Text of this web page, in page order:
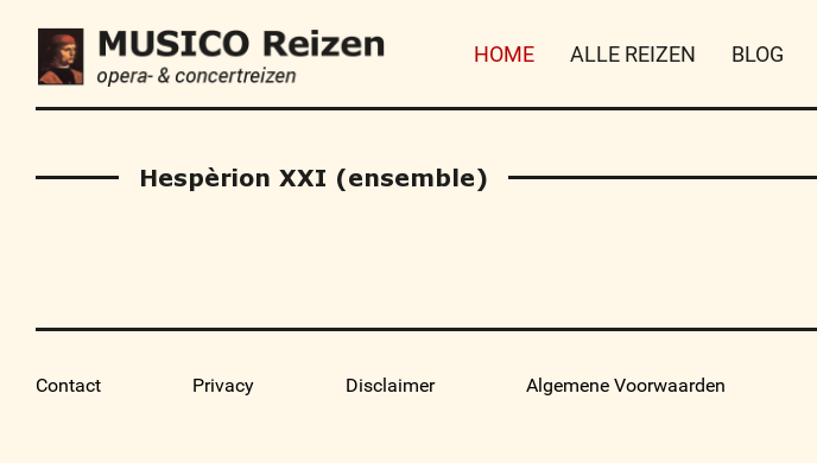
HOME ALLE REIZEN BLOG
Hespèrion XXI (ensemble)
Contact Privacy Disclaimer Algemene Voorwaarden